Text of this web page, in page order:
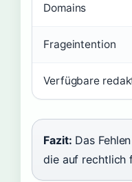
Domains
Frageintention
Verfügbare
Fazit: Das
die auf rechtlich